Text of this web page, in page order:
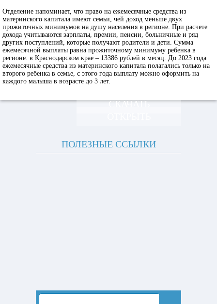
Отделение напоминает, что право на ежемесячные средства из
материнского капитала имеют семьи, чей доход меньше двух
прожиточных минимумов на душу населения в регионе. При расчете
дохода учитываются зарплаты, премии, пенсии, больничные и ряд
других поступлений, которые получают родители и дети. Сумма
ежемесячной выплаты равна прожиточному минимуму ребенка в
регионе: в Краснодарском крае – 13386 рублей в месяц. До 2023 года
ежемесячные средства из материнского капитала полагались только на
второго ребенка в семье, с этого года выплату можно оформить на
каждого малыша в возрасте до 3 лет.
СКАЧАТЬ
ПОЛЕЗНЫЕ ССЫЛКИ